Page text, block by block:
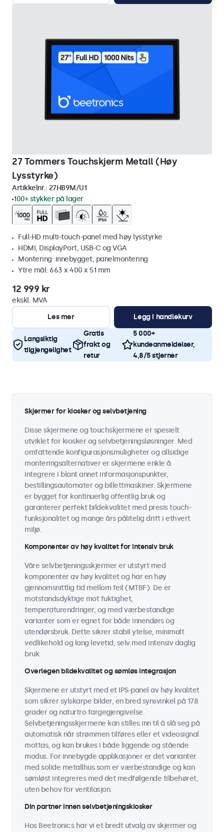
27 Tommers Touchskjerm Metall (Høy
Lysstyrke)
Artikkelnr.: 27HB9M/U1
100+ stykker på lager
Full-HD multi-touch-panel med høy lysstyrke
HDMI, DisplayPort, USB-C og VGA
Montering: innebygget, panelmontering
Ytre mål: 663 x 400 x 51 mm
12 999 kr
ekskl. MVA
Les mer
Legg i handlekurv
Langsiktig
tilgjengelighet
Gratis
frakt og
retur
5 000+
kundeanmeldelser,
4,8/5 stjerner
Skjermer for kiosker og selvbetjening
Disse skjermene og touchskjermene er spesielt
utviklet for kiosker og selvbetjeningsløsninger. Med
omfattende konfigurasjonsmuligheter og allsidige
monteringsalternativer er skjermene enkle å
integrere i blant annet informasjonspunkter,
bestillingsautomater og billettmaskiner. Skjermene
er bygget for kontinuerlig offentlig bruk og
garanterer perfekt bildekvalitet med presis touch-
funksjonalitet og mange års pålitelig drift i ethvert
miljø.
Komponenter av høy kvalitet for intensiv bruk
Våre selvbetjeningsskjermer er utstyrt med
komponenter av høy kvalitet og har en høy
gjennomsnittlig tid mellom feil (MTBF). De er
motstandsdyktige mot fuktighet,
temperaturendringer, og med værbestandige
varianter som er egnet for både innendørs og
utendørsbruk. Dette sikrer stabil ytelse, minimalt
vedlikehold og lang levetid, selv med intensiv daglig
bruk.
Overlegen bildekvalitet og sømløs integrasjon
Skjermene er utstyrt med et IPS-panel av høy kvalitet
som sikrer sylskarpe bilder, en bred synsvinkel på 178
grader og naturtro fargegjengivelse.
Selvbetjeningsskjermene kan stilles inn til å slå seg på
automatisk når strømmen tilføres eller et videosignal
mottas, og kan brukes i både liggende og stående
modus. For innebygde applikasjoner er det varianter
med solide metallhus som er værbestandige og kan
sømløst integreres med det medfølgende tilbehøret,
uten behov for ventilasjon.
Din partner innen selvbetjeningskiosker
Hos Beetronics har vi et bredt utvalg av skjermer og